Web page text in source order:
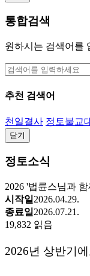
통합검색
원하시는 검색어를
추천 검색어
천일결사 정토불교
닫기
정토소식
2026 '법륜스님과
시작일 2026.04.29.
종료일 2026.07.21.
19,832 읽음
2026년 상반기에